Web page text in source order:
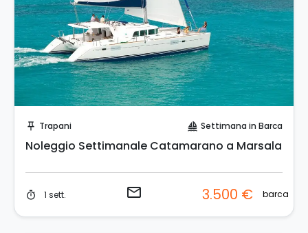
push_pin Trapani sailing Settimana in Barca
Noleggio Settimanale Catamarano a Marsala
timer 1 sett. email 3.500 € barca